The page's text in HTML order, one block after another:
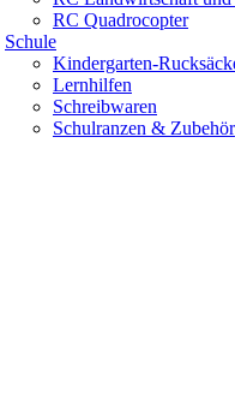
RC Quadrocopter
Schule
Kindergarten-
Lernhilfen
Schreibwaren
Schulranzen & Zubehör